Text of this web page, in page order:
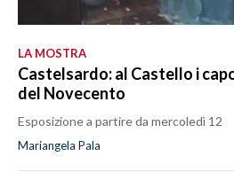
LA MOSTRA
Castelsardo: al Castello i
del Novecento
Esposizione a partire da mercoledì 12
Mariangela Pala